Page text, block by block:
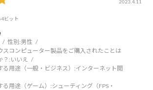
2023.4.11
ビット
性別:男性
スコンピューター製品をご購入されたことは
？: いいえ
る用途（一般・ビジネス）:インターネット閲
る用途（ゲーム）:シューティング（FPS・